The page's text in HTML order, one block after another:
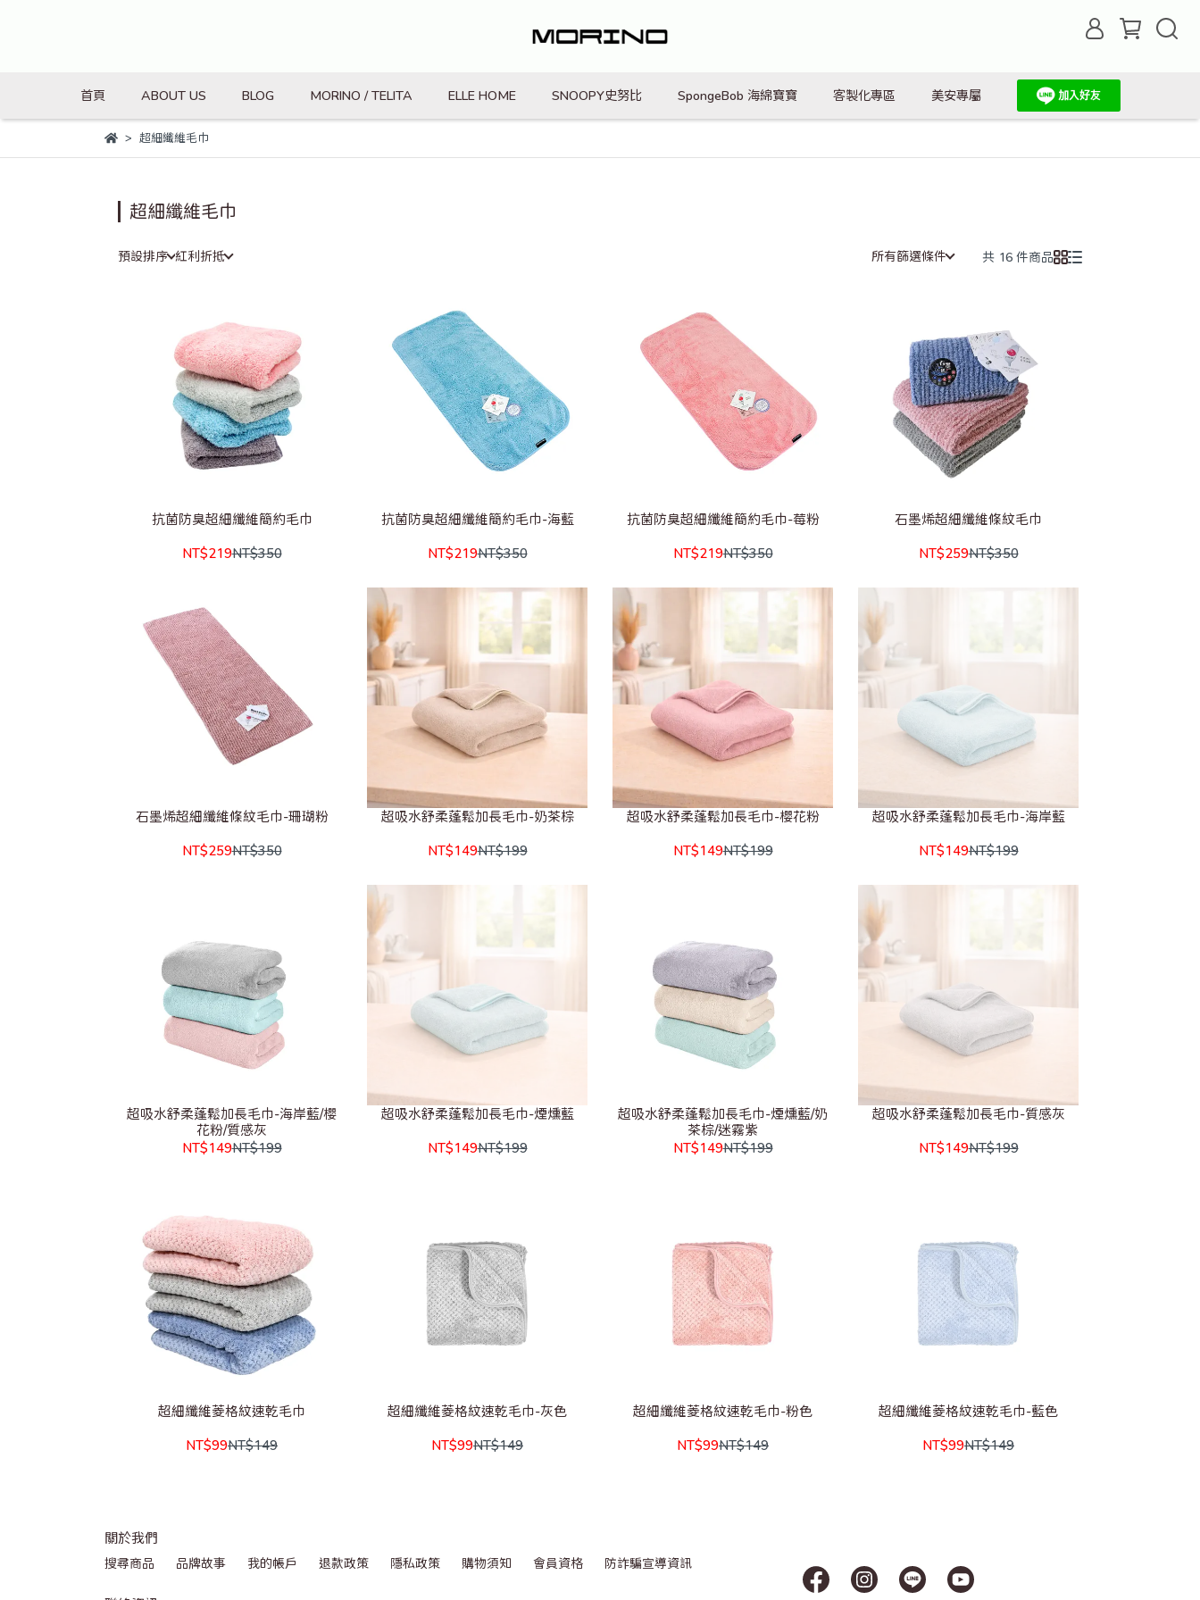
首頁 ABOUT US BLOG MORINO / TELITA ELLE HOME SNOOPY史努比 SpongeBob 海綿寶寶 客製化專區 美安專屬
超細纖維毛巾
超細纖維毛巾
預設排序 紅利折抵 所有篩選條件 共 16 件商品
抗菌防臭超細纖維簡約毛巾
NT$219NT$350
抗菌防臭超細纖維簡約毛巾-海藍
NT$219NT$350
抗菌防臭超細纖維簡約毛巾-莓粉
NT$219NT$350
石墨烯超細纖維條紋毛巾
NT$259NT$350
石墨烯超細纖維條紋毛巾-珊瑚粉
NT$259NT$350
超吸水舒柔蓬鬆加長毛巾-奶茶棕
NT$149NT$199
超吸水舒柔蓬鬆加長毛巾-櫻花粉
NT$149NT$199
超吸水舒柔蓬鬆加長毛巾-海岸藍
NT$149NT$199
超吸水舒柔蓬鬆加長毛巾-海岸藍/櫻
花粉/質感灰
NT$149NT$199
超吸水舒柔蓬鬆加長毛巾-煙燻藍
NT$149NT$199
超吸水舒柔蓬鬆加長毛巾-煙燻藍/奶
茶棕/迷霧紫
NT$149NT$199
超吸水舒柔蓬鬆加長毛巾-質感灰
NT$149NT$199
超細纖維菱格紋速乾毛巾
NT$99NT$149
超細纖維菱格紋速乾毛巾-灰色
NT$99NT$149
超細纖維菱格紋速乾毛巾-粉色
NT$99NT$149
超細纖維菱格紋速乾毛巾-藍色
NT$99NT$149
關於我們
搜尋商品 品牌故事 我的帳戶 退款政策 隱私政策 購物須知 會員資格 防詐騙宣導資訊